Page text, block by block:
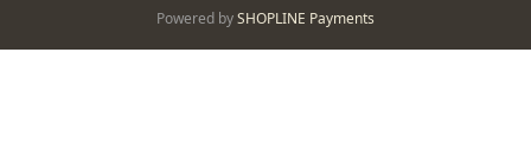
Powered bySHOPLINE Payments